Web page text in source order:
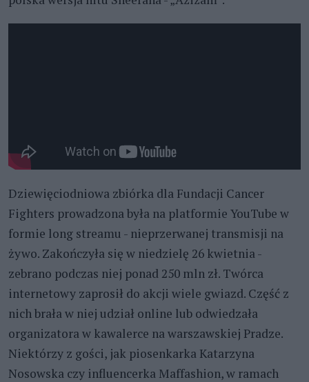
Dziewięciodniowa zbiórka dla Fundacji Cancer
Fighters prowadzona była na platformie YouTube w
formie long streamu - nieprzerwanej transmisji na
żywo. Zakończyła się w niedzielę 26 kwietnia -
zebrano podczas niej ponad 250 mln zł. Twórca
internetowy zaprosił do akcji wiele gwiazd. Część z
nich brała w niej udział online lub odwiedzała
organizatora w kawalerce na warszawskiej Pradze.
Niektórzy z gości, jak piosenkarka Katarzyna
Nosowska czy influencerka Maffashion, w ramach